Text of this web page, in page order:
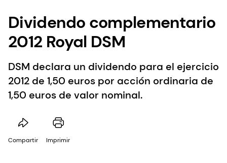
Dividendo complementario
2012 Royal DSM
DSM declara un dividendo para el ejercicio
2012 de 1,50 euros por acción ordinaria de
1,50 euros de valor nominal.
Compartir Imprimir